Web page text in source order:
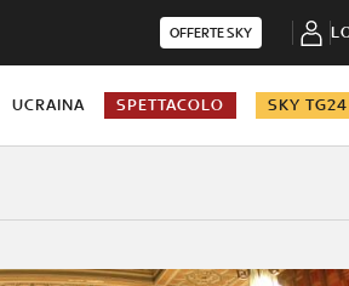
OFFERTE SKY
UCRAINA SPETTACOLO SKY